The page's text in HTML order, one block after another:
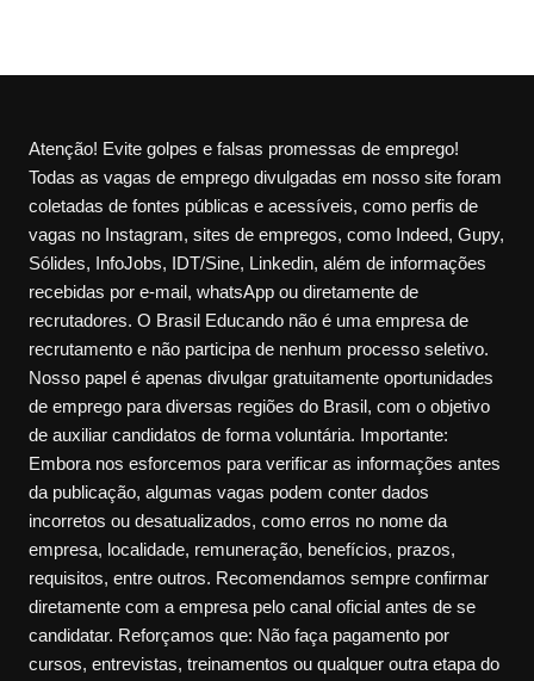
Atenção! Evite golpes e falsas promessas de emprego!
Todas as vagas de emprego divulgadas em nosso site foram
coletadas de fontes públicas e acessíveis, como perfis de
vagas no Instagram, sites de empregos, como Indeed, Gupy,
Sólides, InfoJobs, IDT/Sine, Linkedin, além de informações
recebidas por e-mail, whatsApp ou diretamente de
recrutadores. O Brasil Educando não é uma empresa de
recrutamento e não participa de nenhum processo seletivo.
Nosso papel é apenas divulgar gratuitamente oportunidades
de emprego para diversas regiões do Brasil, com o objetivo
de auxiliar candidatos de forma voluntária. Importante:
Embora nos esforcemos para verificar as informações antes
da publicação, algumas vagas podem conter dados
incorretos ou desatualizados, como erros no nome da
empresa, localidade, remuneração, benefícios, prazos,
requisitos, entre outros. Recomendamos sempre confirmar
diretamente com a empresa pelo canal oficial antes de se
candidatar. Reforçamos que: Não faça pagamento por
cursos, entrevistas, treinamentos ou qualquer outra etapa do